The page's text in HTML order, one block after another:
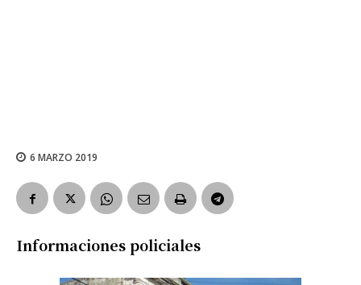
6 MARZO 2019
Informaciones policiales